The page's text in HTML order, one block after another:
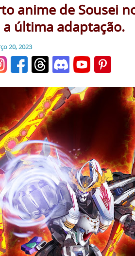
anime de Sousei
a última adaptação.
20, 2023